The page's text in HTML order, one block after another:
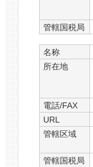
管轄国税局
名称
所在地
電話/FAX
URL
管轄区域
管轄国税局